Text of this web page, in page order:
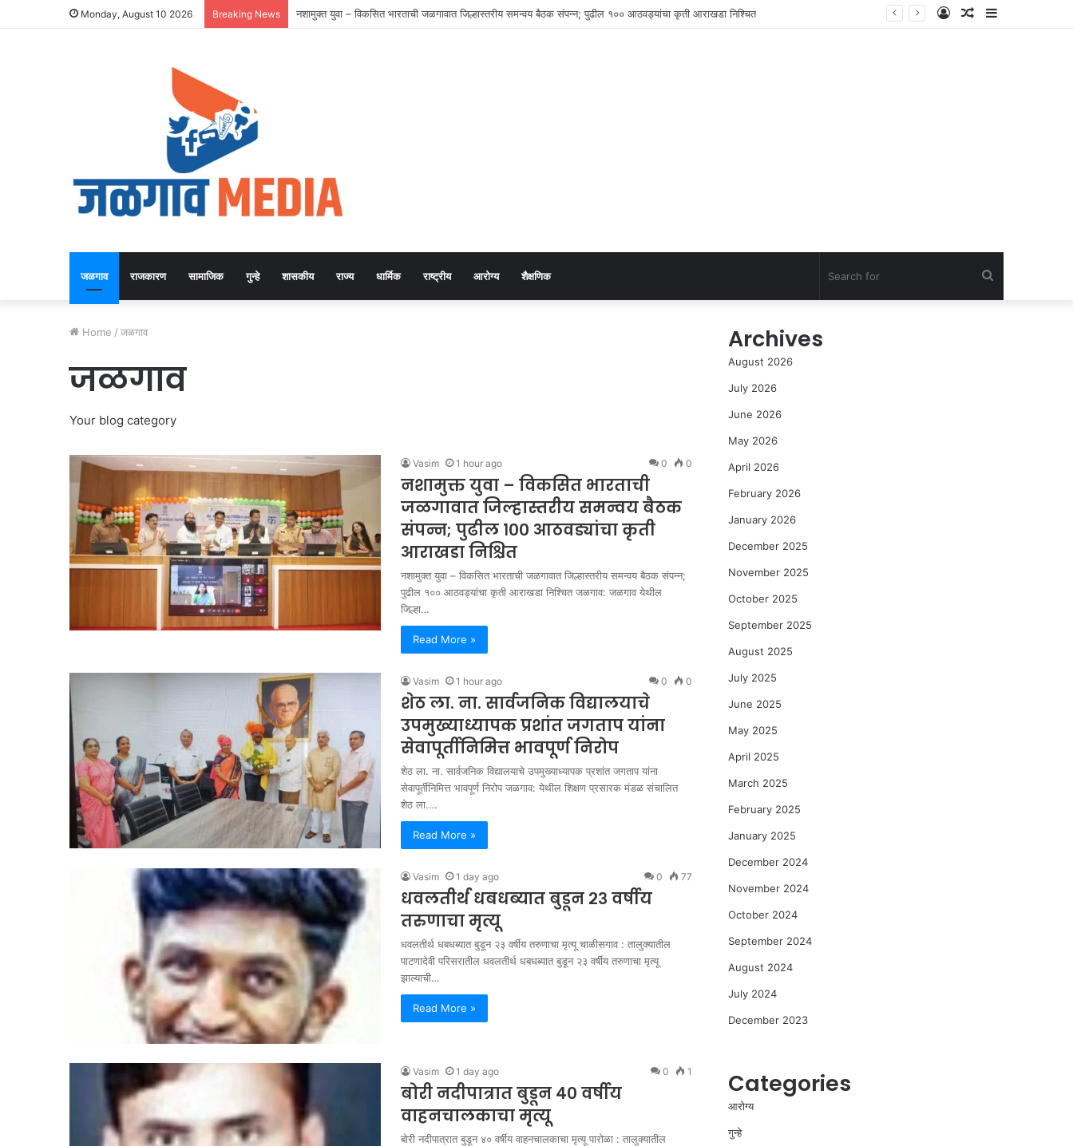
Monday, August 10 2026 Breaking News शेठ ला. ना. सार्वजनिक विद्यालयाचे उपमुख्याध्यापक प्रशांत जगताप यांना सेवापूर्तीनिमित्त भावपूर्ण निरोप Sidebar
Random
Log
जळगाव राजकारण सामाजिक गुन्हे शासकीय राज्य धार्मिक राष्ट्रीय आरोग्य शैक्षणिक
Home / जळगाव
जळगाव
Your blog category
Vasim 1 hour ago 0 0
नशामुक्त युवा – विकसित भारताची
जळगावात जिल्हास्तरीय समन्वय बैठक
संपन्न; पुढील १०० आठवड्यांचा कृती
आराखडा निश्चित
नशामुक्त युवा – विकसित भारताची जळगावात जिल्हास्तरीय समन्वय बैठक संपन्न;
पुढील १०० आठवड्यांचा कृती आराखडा निश्चित जळगाव: जळगाव येथील
जिल्हा…
Read More »
Vasim 1 hour ago 0 0
शेठ ला. ना. सार्वजनिक विद्यालयाचे
उपमुख्याध्यापक प्रशांत जगताप यांना
सेवापूर्तीनिमित्त भावपूर्ण निरोप
शेठ ला. ना. सार्वजनिक विद्यालयाचे उपमुख्याध्यापक प्रशांत जगताप यांना
सेवापूर्तीनिमित्त भावपूर्ण निरोप ​जळगाव: येथील शिक्षण प्रसारक मंडळ संचालित
शेठ ला.…
Read More »
Vasim 1 day ago 0 77
धवलतीर्थ धबधब्यात बुडून २३ वर्षीय
तरुणाचा मृत्यू
धवलतीर्थ धबधब्यात बुडून २३ वर्षीय तरुणाचा मृत्यू चाळीसगाव : तालुक्यातील
पाटणादेवी परिसरातील धवलतीर्थ धबधब्यात बुडून २३ वर्षीय तरुणाचा मृत्यू
झाल्याची…
Read More »
Vasim 1 day ago 0 1
बोरी नदीपात्रात बुडून ४० वर्षीय
वाहनचालकाचा मृत्यू
बोरी नदीपात्रात बुडून ४० वर्षीय वाहनचालकाचा मृत्यू पारोळा : तालुक्यातील
Archives
August 2026
July 2026
June 2026
May 2026
April 2026
February 2026
January 2026
December 2025
November 2025
October 2025
September 2025
August 2025
July 2025
June 2025
May 2025
April 2025
March 2025
February 2025
January 2025
December 2024
November 2024
October 2024
September 2024
August 2024
July 2024
December 2023
Categories
आरोग्य
गुन्हे